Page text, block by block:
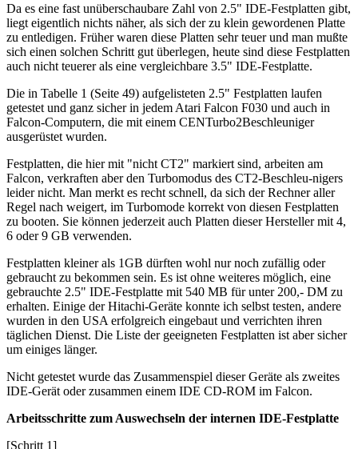
Da es eine fast unüberschaubare Zahl von 2.5" IDE-Festplatten gibt,
liegt eigentlich nichts näher, als sich der zu klein gewordenen Platte
zu entledigen. Früher waren diese Platten sehr teuer und man mußte
sich einen solchen Schritt gut überlegen, heute sind diese Festplatten
auch nicht teuerer als eine vergleichbare 3.5" IDE-Festplatte.
Die in Tabelle 1 (Seite 49) aufgelisteten 2.5" Festplatten laufen
getestet und ganz sicher in jedem Atari Falcon F030 und auch in
Falcon-Computern, die mit einem CENTurbo2Beschleuniger
ausgerüstet wurden.
Festplatten, die hier mit "nicht CT2" markiert sind, arbeiten am
Falcon, verkraften aber den Turbomodus des CT2-Beschleu-nigers
leider nicht. Man merkt es recht schnell, da sich der Rechner aller
Regel nach weigert, im Turbomode korrekt von diesen Festplatten
zu booten. Sie können jederzeit auch Platten dieser Hersteller mit 4,
6 oder 9 GB verwenden.
Festplatten kleiner als 1GB dürften wohl nur noch zufällig oder
gebraucht zu bekommen sein. Es ist ohne weiteres möglich, eine
gebrauchte 2.5" IDE-Festplatte mit 540 MB für unter 200,- DM zu
erhalten. Einige der Hitachi-Geräte konnte ich selbst testen, andere
wurden in den USA erfolgreich eingebaut und verrichten ihren
täglichen Dienst. Die Liste der geeigneten Festplatten ist aber sicher
um einiges länger.
Nicht getestet wurde das Zusammenspiel dieser Geräte als zweites
IDE-Gerät oder zusammen einem IDE CD-ROM im Falcon.
Arbeitsschritte zum Auswechseln der internen IDE-Festplatte
[Schritt 1]